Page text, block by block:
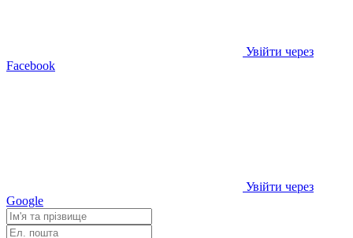
Увійти через
Facebook
Увійти через
Google